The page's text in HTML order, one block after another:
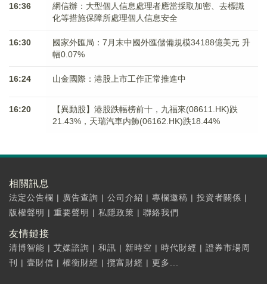
16:36
網信辦：大型個人信息處理者應當採取加密、去標識
化等措施保障所處理個人信息安全
16:30
國家外匯局：7月末中國外匯儲備規模34188億美元 升
幅0.07%
16:24 山金國際：港股上市工作正常推進中
16:20
【異動股】港股跌幅榜前十，九福來(08611.HK)跌
21.43%，天瑞汽車内飾(06162.HK)跌18.44%
相關訊息
法定公告欄 | 廣告查詢 | 公司介紹 | 專欄邀稿 | 投資者關係 |
版權聲明 | 重要聲明 | 私隱政策 | 聯絡我們
友情鏈接
清博智能 | 艾媒諮詢 | 和訊 | 新時空 | 時代財經 | 證券市場周
刊
| 壹財信 | 權衡財經 | 攬富財經 | 更多...